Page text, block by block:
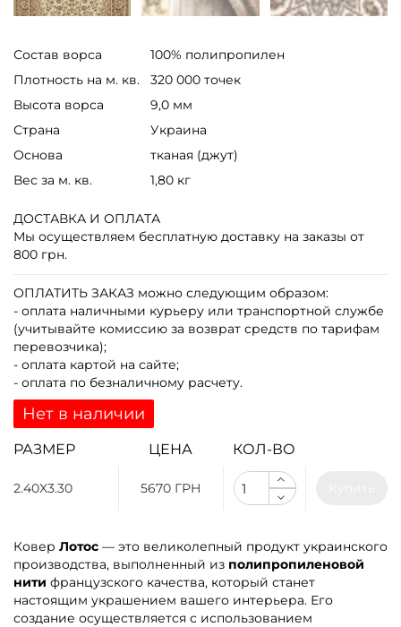
Состав ворса
100% полипропилен
Плотность на м. кв.
320 000 точек
Высота ворса
9,0 мм
Страна
Украина
Основа
тканая (джут)
Вес за м. кв.
1,80 кг
ДОСТАВКА И ОПЛАТА
Мы осуществляем бесплатную доставку на заказы от
800 грн.
ОПЛАТИТЬ ЗАКАЗ можно следующим образом:
- оплата наличными курьеру или транспортной службе
(учитывайте комиссию за возврат средств по тарифам
перевозчика);
- оплата картой на сайте;
- оплата по безналичному расчету.
Нет в наличии
РАЗМЕР ЦЕНА КОЛ-ВО
2.40X3.30 5670 ГРН
Ковер Лотос — это великолепный продукт украинского
производства, выполненный из полипропиленовой
нити французского качества, который станет
настоящим украшением вашего интерьера. Его
создание осуществляется с использованием